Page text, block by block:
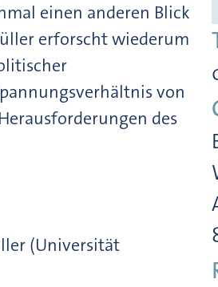
einen anderen Blick
erforscht wiederum
von
des
(Universität